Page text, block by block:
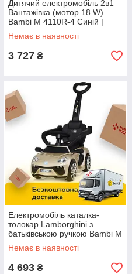
Дитячий електромобіль 2в1
Вантажівка (мотор 18 W)
Bambi M 4110R-4 Синій |
Каталка толокар з
батьківською ручкою
Немає в наявності
3 727 ₴
Електромобіль каталка-
толокар Lamborghini з
батьківською ручкою Bambi M
3591LS-13 Золотий
Немає в наявності
4 693 ₴